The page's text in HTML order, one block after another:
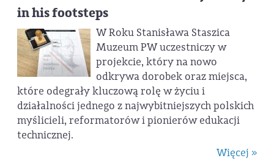
in his footsteps
W Roku Stanisława Staszica
Muzeum PW uczestniczy w
projekcie, który na nowo
odkrywa dorobek oraz miejsca,
które odegrały kluczową rolę w życiu i
działalności jednego z najwybitniejszych polskich
myślicieli, reformatorów i pionierów edukacji
technicznej.
Więcej »